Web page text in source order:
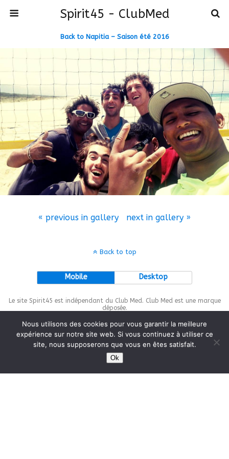
Spirit45 - ClubMed
Back to Napitia – Saison été 2016
« previous in gallery next in gallery »
Back to top
Mobile Desktop
Le site Spirit45 est indépendant du Club Med. Club Med est une marque
déposée.
This site is protected bywp-copyrightpro.com
Nous utilisons des cookies pour vous garantir la meilleure
expérience sur notre site web. Si vous continuez à utiliser ce
site, nous supposerons que vous en êtes satisfait.
Ok